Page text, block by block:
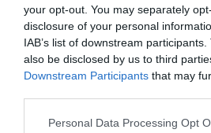
your opt-out. You may separately
disclosure of your personal
IAB’s list of downstream
also be disclosed by us to third
Downstream Participants that may
Please note that this website/app
Personal Data Processing Opt
08.08.2026 | 13:47